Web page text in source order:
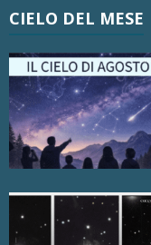
CIELO DEL MESE